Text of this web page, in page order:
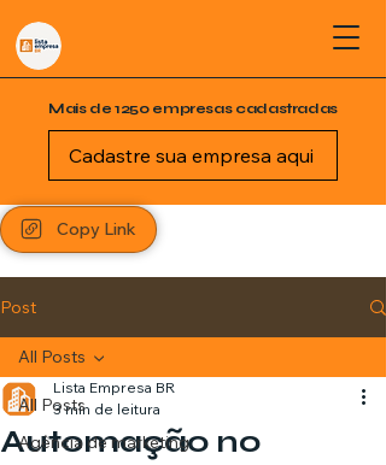
Mais de 1250 empresas cadastradas
Cadastre sua empresa aqui
Copy Link
Post
All Posts
Agência de marketing
All Posts
Automação no
Lista Empresa BR
3 min de leitura